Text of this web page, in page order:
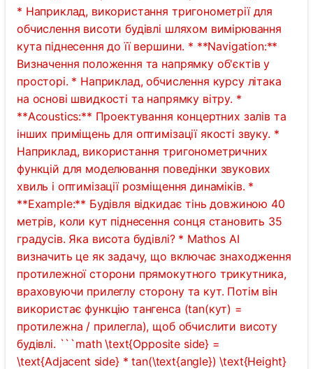
* Наприклад, використання тригонометрії для
обчислення висоти будівлі шляхом вимірювання
кута піднесення до її вершини. * **Navigation:**
Визначення положення та напрямку об'єктів у
просторі. * Наприклад, обчислення курсу літака
на основі швидкості та напрямку вітру. *
**Acoustics:** Проектування концертних залів та
інших приміщень для оптимізації якості звуку. *
Наприклад, використання тригонометричних
функцій для моделювання поведінки звукових
хвиль і оптимізації розміщення динаміків. *
**Example:** Будівля відкидає тінь довжиною 40
метрів, коли кут піднесення сонця становить 35
градусів. Яка висота будівлі? * Mathos AI
визначить це як задачу, що включає знаходження
протилежної сторони прямокутного трикутника,
враховуючи прилеглу сторону та кут. Потім він
використає функцію тангенса (tan(кут) =
протилежна / прилегла), щоб обчислити висоту
будівлі. ```math \text{Opposite side} =
\text{Adjacent side} * tan(\text{angle}) \text{Height}